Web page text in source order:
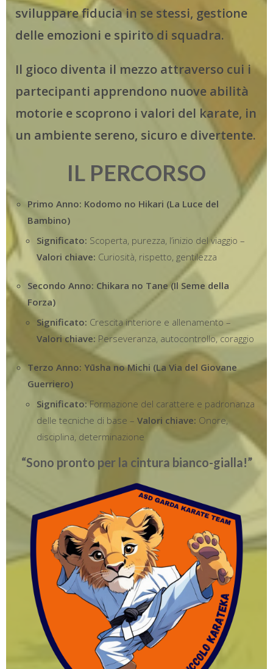
sviluppare fiducia in se stessi, gestione
delle emozioni e spirito di squadra.
Il gioco diventa il mezzo attraverso cui i
partecipanti apprendono nuove abilità
motorie e scoprono i valori del karate, in
un ambiente sereno, sicuro e divertente.
IL PERCORSO
Primo Anno: Kodomo no Hikari (La Luce del
Bambino)
Significato: Scoperta, purezza, l’inizio del viaggio –
Valori chiave: Curiosità, rispetto, gentilezza
Secondo Anno: Chikara no Tane (Il Seme della
Forza)
Significato: Crescita interiore e allenamento –
Valori chiave: Perseveranza, autocontrollo, coraggio
Terzo Anno: Yūsha no Michi (La Via del Giovane
Guerriero)
Significato:Formazione del carattere e padronanza
delle tecniche di base – Valori chiave: Onore,
disciplina, determinazione
“Sono pronto per la cintura bianco-gialla!”